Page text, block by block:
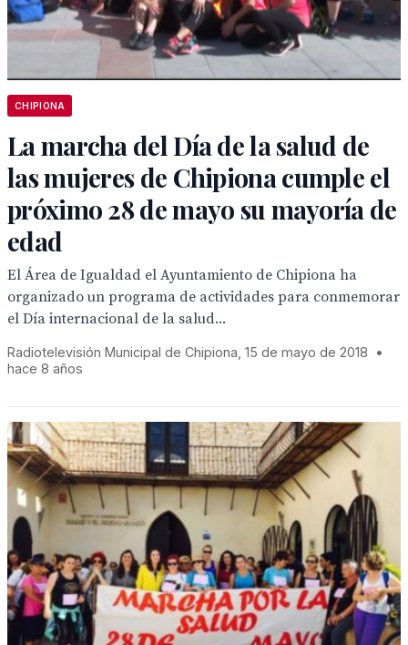
CHIPIONA
La marcha del Día de la salud de
las mujeres de Chipiona cumple el
próximo 28 de mayo su mayoría de
edad
El Área de Igualdad el Ayuntamiento de Chipiona ha
organizado un programa de actividades para conmemorar
el Día internacional de la salud...
Radiotelevisión Municipal de Chipiona, 15 de mayo de 2018
•
hace 8 años